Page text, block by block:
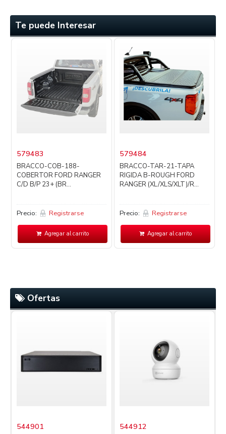
Te puede Interesar
579483
BRACCO-COB-188-
COBERTOR FORD RANGER
C/D B/P 23+ (BR...
Precio: Registrarse
Agregar al carrito
579484
BRACCO-TAR-21-TAPA
RIGIDA B-ROUGH FORD
RANGER (XL/XLS/XLT)/R...
Precio: Registrarse
Agregar al carrito
Ofertas
544901 544912